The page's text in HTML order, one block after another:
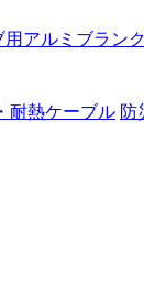
アルミブラン
耐熱ケーブル 防